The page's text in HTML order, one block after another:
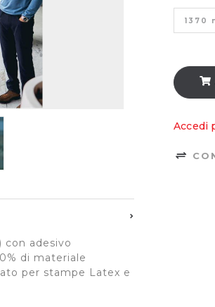
1370
Accedi
con adesivo
di materiale
per stampe Latex e